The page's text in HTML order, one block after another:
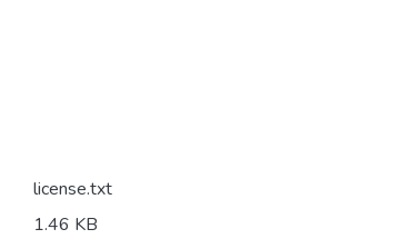
license.txt
1.46 KB